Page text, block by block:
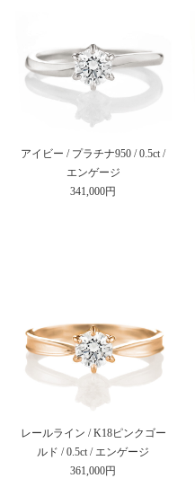
アイビー / プラチナ950 / 0.5ct /
エンゲージ
341,000円
レールライン / K18ピンクゴー
ルド / 0.5ct / エンゲージ
361,000円